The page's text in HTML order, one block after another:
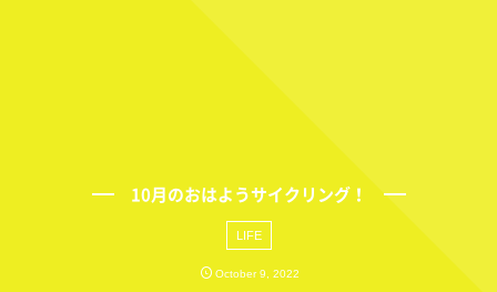
10月のおはようサイクリング！
LIFE
October 9 ,2022